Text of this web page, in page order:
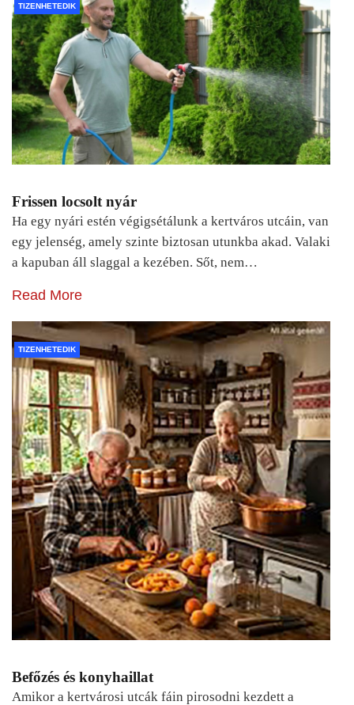
TIZENHETEDIK
Frissen locsolt nyár
Ha egy nyári estén végigsétálunk a kertváros utcáin, van
egy jelenség, amely szinte biztosan utunkba akad. Valaki
a kapuban áll slaggal a kezében. Sőt, nem…
Read More
TIZENHETEDIK
Befőzés és konyhaillat
Amikor a kertvárosi utcák fáin pirosodni kezdett a